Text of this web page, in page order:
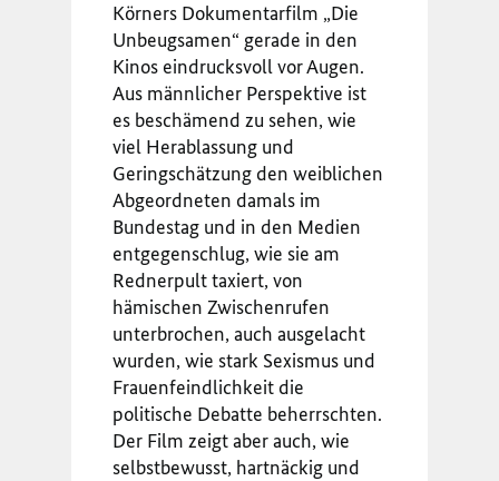
Körners Dokumentarfilm „Die
Unbeugsamen“ gerade in den
Kinos eindrucksvoll vor Augen.
Aus männlicher Perspektive ist
es beschämend zu sehen, wie
viel Herablassung und
Geringschätzung den weiblichen
Abgeordneten damals im
Bundestag und in den Medien
entgegenschlug, wie sie am
Rednerpult taxiert, von
hämischen Zwischenrufen
unterbrochen, auch ausgelacht
wurden, wie stark Sexismus und
Frauenfeindlichkeit die
politische Debatte beherrschten.
Der Film zeigt aber auch, wie
selbstbewusst, hartnäckig und